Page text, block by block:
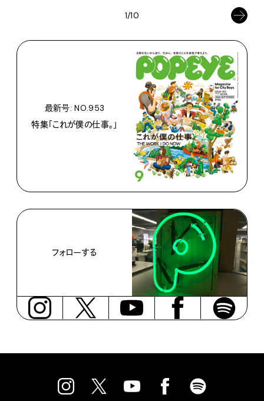
1/10
最新号: NO.953
特集「これが僕の仕事。」
フォローする